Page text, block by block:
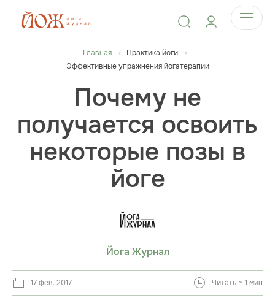
Главная
Практика йоги
Эффективные упражнения йогатерапии
Почему не
получается освоить
некоторые позы в
йоге
Йога Журнал
17 фев. 2017 Читать ~ 1 мин